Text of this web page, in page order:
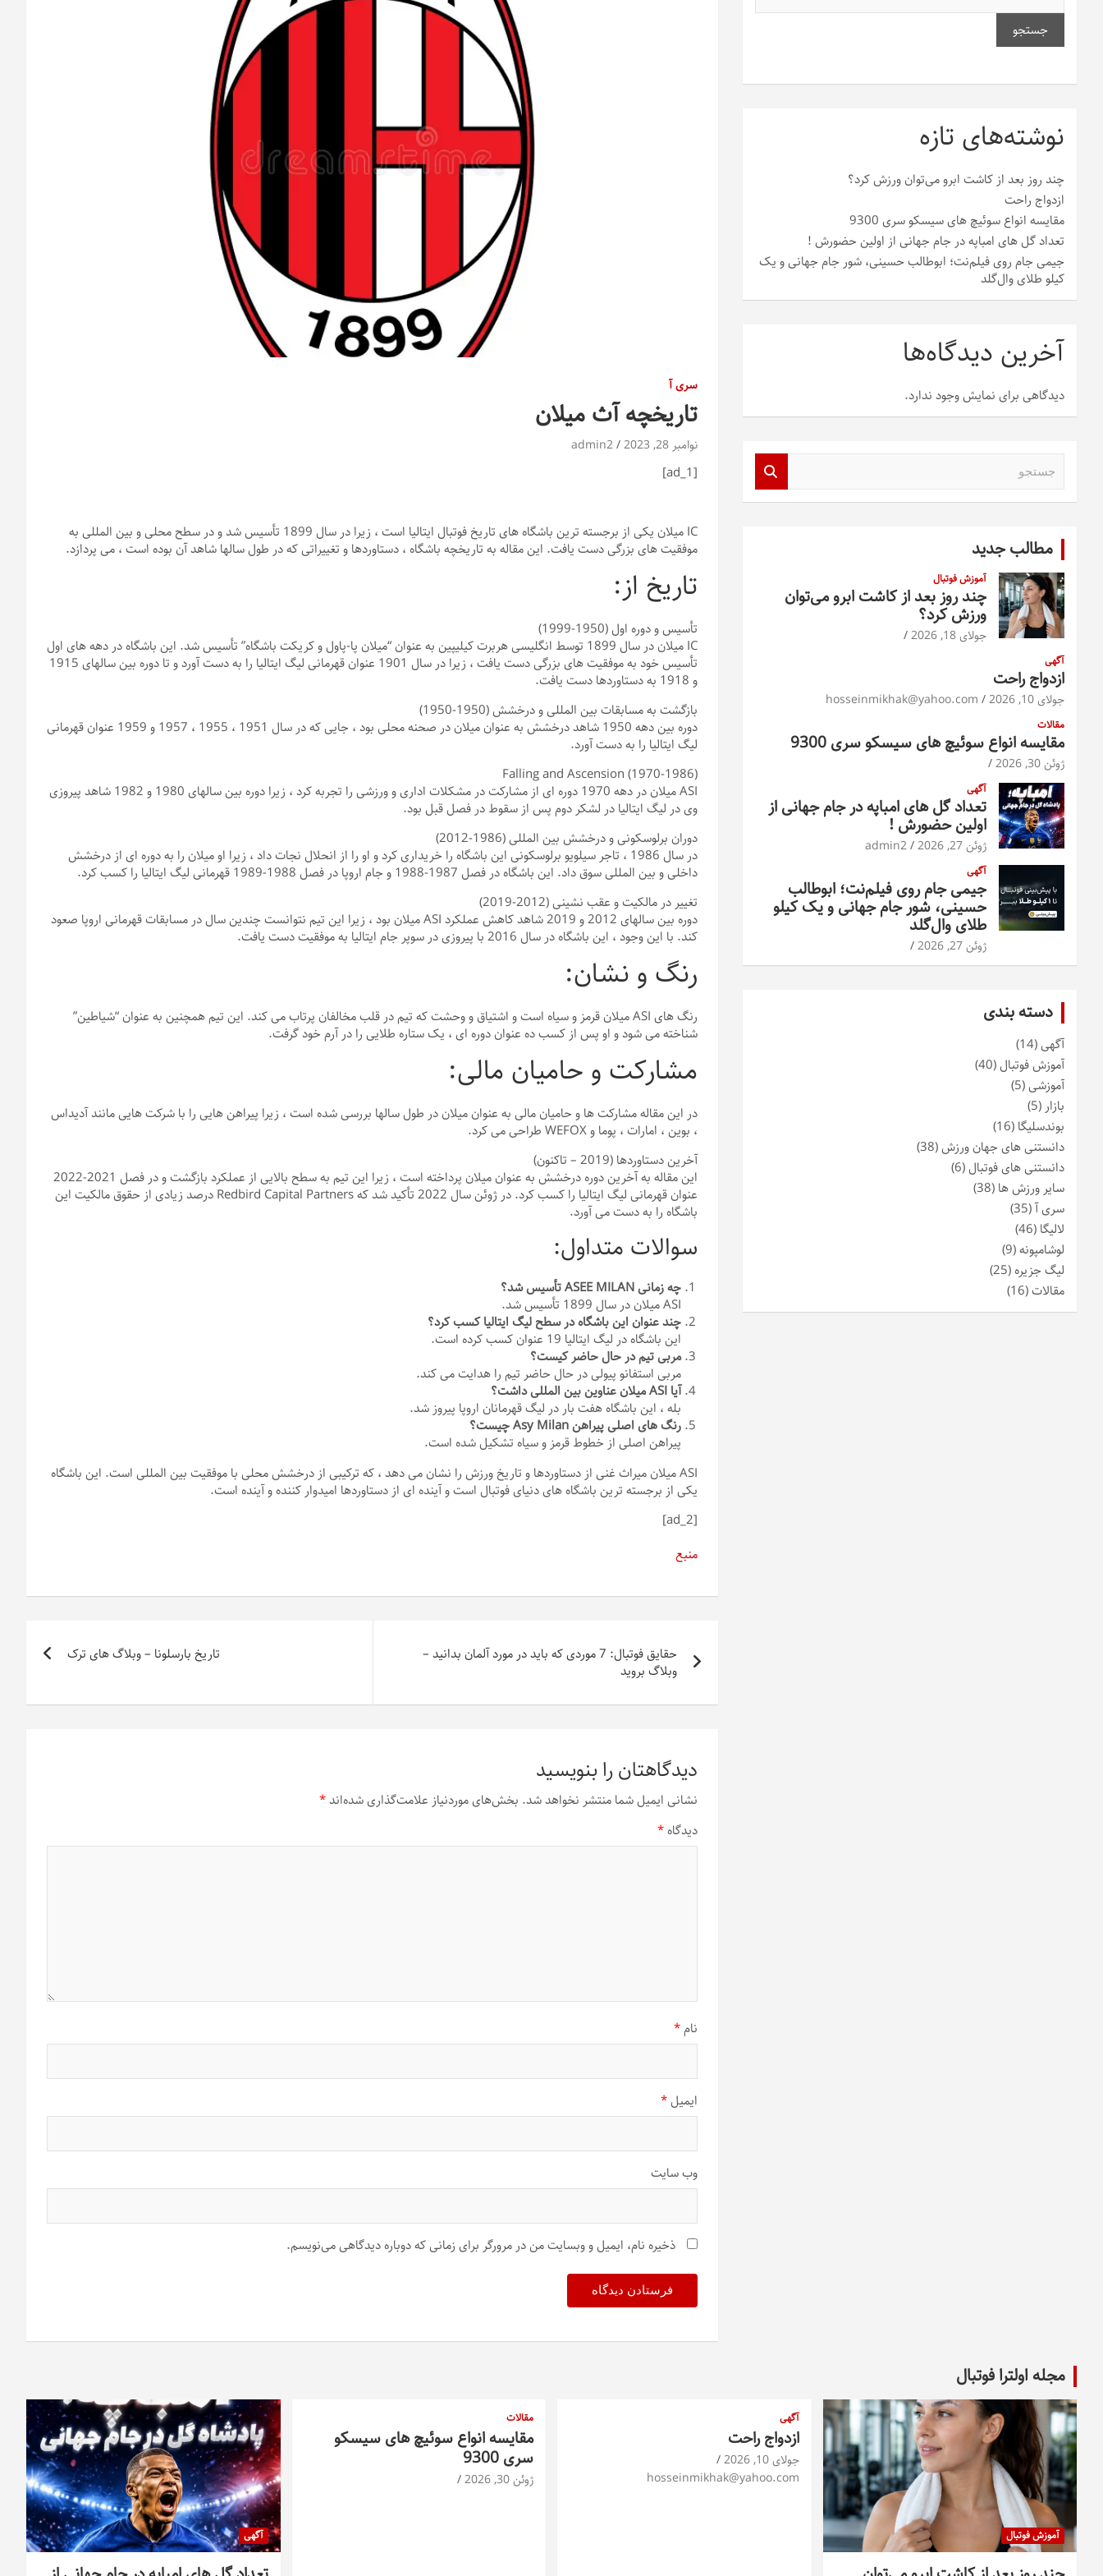
سری آ
تاریخچه آث میلان
نوامبر 28, 2023 admin2
[ad_1]
IC میلان یکی از برجسته ترین باشگاه های تاریخ فوتبال ایتالیا است ، زیرا در سال 1899 تأسیس شد و در سطح محلی و بین المللی به
موفقیت های بزرگی دست یافت. این مقاله به تاریخچه باشگاه ، دستاوردها و تغییراتی که در طول سالها شاهد آن بوده است ، می پردازد.
تاریخ از:
تأسیس و دوره اول (1950-1999)
IC میلان در سال 1899 توسط انگلیسی هربرت کیلیپین به عنوان “میلان پا-پاول و کریکت باشگاه” تأسیس شد. این باشگاه در دهه های اول
تأسیس خود به موفقیت های بزرگی دست یافت ، زیرا در سال 1901 عنوان قهرمانی لیگ ایتالیا را به دست آورد و تا دوره بین سالهای 1915
و 1918 به دستاوردها دست یافت.
بازگشت به مسابقات بین المللی و درخشش (1950-1950)
دوره بین دهه 1950 شاهد درخشش به عنوان میلان در صحنه محلی بود ، جایی که در سال 1951 ، 1955 ، 1957 و 1959 عنوان قهرمانی
لیگ ایتالیا را به دست آورد.
Falling and Ascension (1970-1986)
ASI میلان در دهه 1970 دوره ای از مشارکت در مشکلات اداری و ورزشی را تجربه کرد ، زیرا دوره بین سالهای 1980 و 1982 شاهد پیروزی
وی در لیگ ایتالیا در لشکر دوم پس از سقوط در فصل قبل بود.
دوران برلوسکونی و درخشش بین المللی (1986-2012)
در سال 1986 ، تاجر سیلویو برلوسکونی این باشگاه را خریداری کرد و او را از انحلال نجات داد ، زیرا او میلان را به دوره ای از درخشش
داخلی و بین المللی سوق داد. این باشگاه در فصل 1987-1988 و جام اروپا در فصل 1988-1989 قهرمانی لیگ ایتالیا را کسب کرد.
تغییر در مالکیت و عقب نشینی (2012-2019)
دوره بین سالهای 2012 و 2019 شاهد کاهش عملکرد ASI میلان بود ، زیرا این تیم نتوانست چندین سال در مسابقات قهرمانی اروپا صعود
کند. با این وجود ، این باشگاه در سال 2016 با پیروزی در سوپر جام ایتالیا به موفقیت دست یافت.
رنگ و نشان:
رنگ های ASI میلان قرمز و سیاه است و اشتیاق و وحشت که تیم در قلب مخالفان پرتاب می کند. این تیم همچنین به عنوان “شیاطین”
شناخته می شود و او پس از کسب ده عنوان دوره ای ، یک ستاره طلایی را در آرم خود گرفت.
مشارکت و حامیان مالی:
در این مقاله مشارکت ها و حامیان مالی به عنوان میلان در طول سالها بررسی شده است ، زیرا پیراهن هایی را با شرکت هایی مانند آدیداس
، بوین ، امارات ، پوما و WEFOX طراحی می کرد.
آخرین دستاوردها (2019 – تاکنون)
این مقاله به آخرین دوره درخشش به عنوان میلان پرداخته است ، زیرا این تیم به سطح بالایی از عملکرد بازگشت و در فصل 2021-2022
عنوان قهرمانی لیگ ایتالیا را کسب کرد. در ژوئن سال 2022 تأکید شد که Redbird Capital Partners درصد زیادی از حقوق مالکیت این
باشگاه را به دست می آورد.
سوالات متداول:
چه زمانی ASEE MILAN تأسیس شد؟
ASI میلان در سال 1899 تأسیس شد.
چند عنوان این باشگاه در سطح لیگ ایتالیا کسب کرد؟
این باشگاه در لیگ ایتالیا 19 عنوان کسب کرده است.
مربی تیم در حال حاضر کیست؟
مربی استفانو پیولی در حال حاضر تیم را هدایت می کند.
آیا ASI میلان عناوین بین المللی داشت؟
بله ، این باشگاه هفت بار در لیگ قهرمانان اروپا پیروز شد.
رنگ های اصلی پیراهن Asy Milan چیست؟
پیراهن اصلی از خطوط قرمز و سیاه تشکیل شده است.
ASI میلان میراث غنی از دستاوردها و تاریخ ورزش را نشان می دهد ، که ترکیبی از درخشش محلی با موفقیت بین المللی است. این باشگاه
یکی از برجسته ترین باشگاه های دنیای فوتبال است و آینده ای از دستاوردها امیدوار کننده و آینده است.
[ad_2]
منبع
نوشته
حقایق فوتبال: 7 موردی که باید در مورد آلمان بدانید –
وبلاگ بروید
تاریخ بارسلونا – وبلاگ های ترک
دیدگاهتان را بنویسید
نشانی ایمیل شما منتشر نخواهد شد. بخش‌های موردنیاز علامت‌گذاری شده‌اند*
دیدگاه*
نام*
ایمیل*
وب‌ سایت
ذخیره نام، ایمیل و وبسایت من در مرورگر برای زمانی که دوباره دیدگاهی می‌نویسم.
جستجو
نوشته‌های تازه
چند روز بعد از کاشت ابرو می‌توان ورزش کرد؟
ازدواج راحت
مقایسه انواع سوئیچ های سیسکو سری 9300
تعداد گل های امباپه در جام جهانی از اولین حضورش !
جیمی جام روی فیلم‌نت؛ ابوطالب حسینی، شور جام جهانی و یک
کیلو طلای وال‌گلد
آخرین دیدگاه‌ها
دیدگاهی برای نمایش وجود ندارد.
مطالب جدید
آموزش فوتبال
چند روز بعد از کاشت ابرو می‌توان
ورزش کرد؟
جولای 18, 2026
آگهی
ازدواج راحت
جولای 10, 2026 hosseinmikhak@yahoo.com
مقالات
مقایسه انواع سوئیچ های سیسکو سری 9300
ژوئن 30, 2026
آگهی
تعداد گل های امباپه در جام جهانی از
اولین حضورش !
ژوئن 27, 2026 admin2
آگهی
جیمی جام روی فیلم‌نت؛ ابوطالب
حسینی، شور جام جهانی و یک کیلو
طلای وال‌گلد
ژوئن 27, 2026
دسته بندی
آگهی(14)
آموزش فوتبال(40)
آموزشی(5)
بازار (5)
بوندسلیگا (16)
دانستنی های جهان ورزش(38)
دانستنی های فوتبال(6)
سایر ورزش ها (38)
سری آ(35)
لالیگا (46)
لوشامپونه(9)
لیگ جزیره(25)
مقالات(16)
مجله اولترا فوتبال
آموزش فوتبال
آگهی
ازدواج راحت
جولای 10, 2026
hosseinmikhak@yahoo.com
مقالات
مقایسه انواع سوئیچ های سیسکو
سری 9300
ژوئن 30, 2026
آگهی